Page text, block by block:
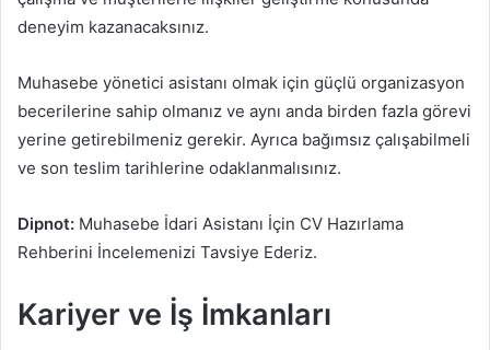
deneyim kazanacaksınız.
Muhasebe yönetici asistanı olmak için güçlü organizasyon
becerilerine sahip olmanız ve aynı anda birden fazla görevi
yerine getirebilmeniz gerekir. Ayrıca bağımsız çalışabilmeli
ve son teslim tarihlerine odaklanmalısınız.
Dipnot: Muhasebe İdari Asistanı İçin CV Hazırlama
Rehberini İncelemenizi Tavsiye Ederiz.
Kariyer ve İş İmkanları